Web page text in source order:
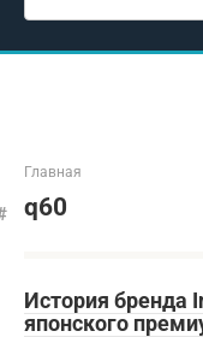
Главная
q60
История бренда
японского